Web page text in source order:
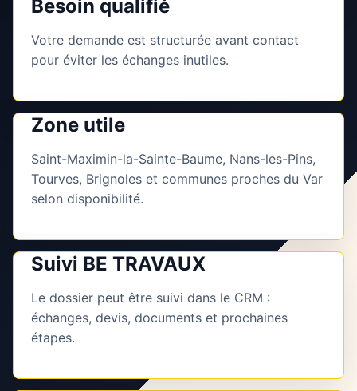
Besoin qualifié
Votre demande est structurée avant contact
pour éviter les échanges inutiles.
Zone utile
Saint-Maximin-la-Sainte-Baume, Nans-les-Pins,
Tourves, Brignoles et communes proches du Var
selon disponibilité.
Suivi BE TRAVAUX
Le dossier peut être suivi dans le CRM :
échanges, devis, documents et prochaines
étapes.